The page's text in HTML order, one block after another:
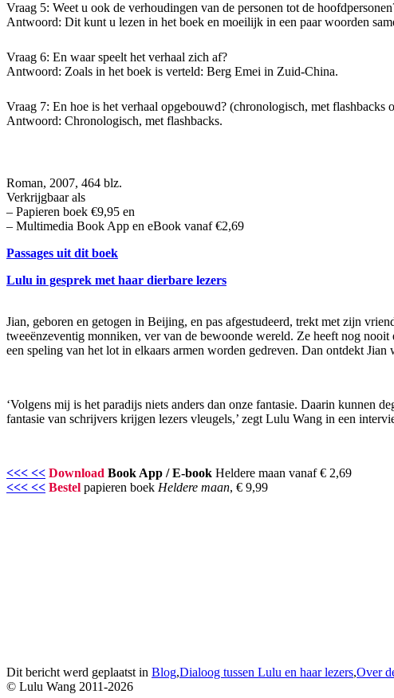
Vraag 5: Weet u ook de verhoudingen van de personen tot de
Antwoord: Dit kunt u lezen in het boek en moeilijk in een paar woorden
Vraag 6: En waar speelt het verhaal zich af?
Antwoord: Zoals in het boek is verteld: Berg Emei in Zuid-China.
Vraag 7: En hoe is het verhaal opgebouwd? (chronologisch, met flashbacks
Antwoord: Chronologisch, met flashbacks.
Roman, 2007, 464 blz.
Verkrijgbaar als
– Papieren boek €9,95 en
– Multimedia Book App en eBook vanaf €2,69
Passages uit dit boek
Lulu in gesprek met haar dierbare lezers
Jian, geboren en getogen in Beijing, en pas afgestudeerd, trekt met zijn
tweeënzeventig monniken, ver van de bewoonde wereld. Ze heeft nog
een speling van het lot in elkaars armen worden gedreven. Dan ontdekt
‘Volgens mij is het paradijs niets anders dan onze fantasie. Daarin kunnen
fantasie van schrijvers krijgen lezers vleugels,’ zegt Lulu Wang in een
<<< << Download Book App / E-book Heldere maan vanaf € 2,69
<<< << Bestel papieren boek Heldere maan, € 9,99
Dit bericht werd geplaatst in Blog,Dialoog tussen Lulu en haar lezers,Over
© Lulu Wang 2011-2026